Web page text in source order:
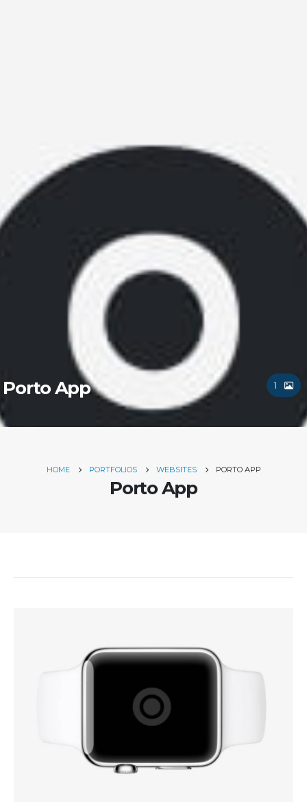
Porto App 1
HOME PORTFOLIOS WEBSITES PORTO APP
Porto App